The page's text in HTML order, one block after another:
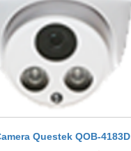
Questek QOB-4183D